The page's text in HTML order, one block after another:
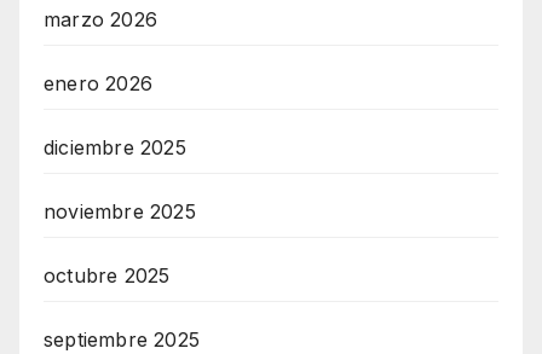
marzo 2026
enero 2026
diciembre 2025
noviembre 2025
octubre 2025
septiembre 2025